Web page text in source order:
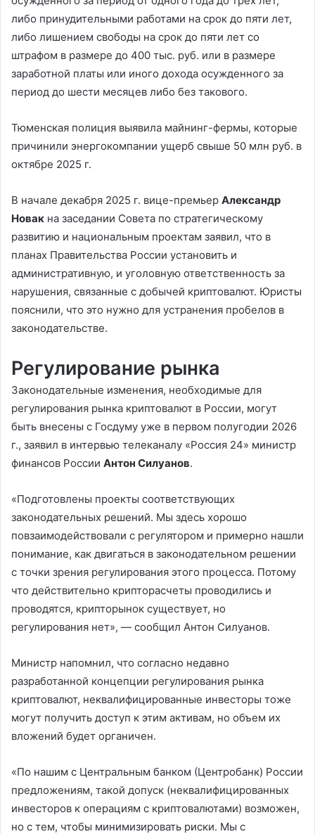
либо принудительными работами на срок до пяти лет,
либо лишением свободы на срок до пяти лет со
штрафом в размере до 400 тыс. руб. или в размере
заработной платы или иного дохода осужденного за
период до шести месяцев либо без такового.
Тюменская полиция выявила майнинг-фермы, которые
причинили энергокомпании ущерб свыше 50 млн руб. в
октябре 2025 г.
В начале декабря 2025 г. вице-премьер Александр
Новак на заседании Совета по стратегическому
развитию и национальным проектам заявил, что в
планах Правительства России установить и
административную, и уголовную ответственность за
нарушения, связанные с добычей криптовалют. Юристы
пояснили, что это нужно для устранения пробелов в
законодательстве.
Регулирование рынка
Законодательные изменения, необходимые для
регулирования рынка криптовалют в России, могут
быть внесены с Госдуму уже в первом полугодии 2026
г., заявил в интервью телеканалу «Россия 24» министр
финансов России Антон Силуанов.
«Подготовлены проекты соответствующих
законодательных решений. Мы здесь хорошо
повзаимодействовали с регулятором и примерно нашли
понимание, как двигаться в законодательном решении
с точки зрения регулирования этого процесса. Потому
что действительно крипторасчеты проводились и
проводятся, крипторынок существует, но
регулирования нет», — сообщил Антон Силуанов.
Министр напомнил, что согласно недавно
разработанной концепции регулирования рынка
криптовалют, неквалифицированные инвесторы тоже
могут получить доступ к этим активам, но объем их
вложений будет органичен.
«По нашим с Центральным банком (Центробанк) России
предложениям, такой допуск (неквалифицированных
инвесторов к операциям с криптовалютами) возможен,
но с тем, чтобы минимизировать риски. Мы с